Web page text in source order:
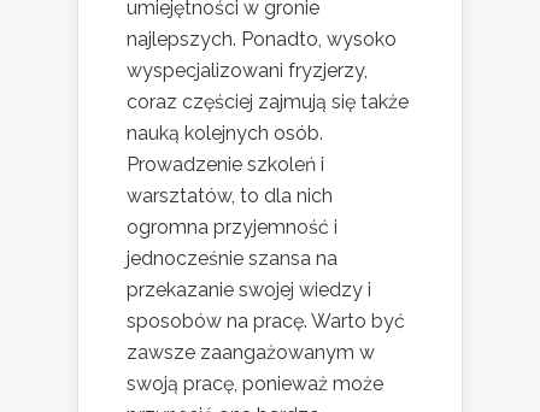
umiejętności w gronie
najlepszych. Ponadto, wysoko
wyspecjalizowani fryzjerzy,
coraz częściej zajmują się także
nauką kolejnych osób.
Prowadzenie szkoleń i
warsztatów, to dla nich
ogromna przyjemność i
jednocześnie szansa na
przekazanie swojej wiedzy i
sposobów na pracę. Warto być
zawsze zaangażowanym w
swoją pracę, ponieważ może